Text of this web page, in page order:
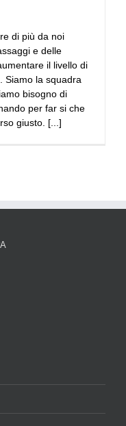
di più da noi
e delle
il livello di
Siamo la squadra
bisogno di
per far si che
giusto. [...]